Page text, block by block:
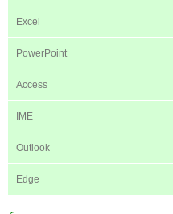
Excel
PowerPoint
Access
IME
Outlook
Edge